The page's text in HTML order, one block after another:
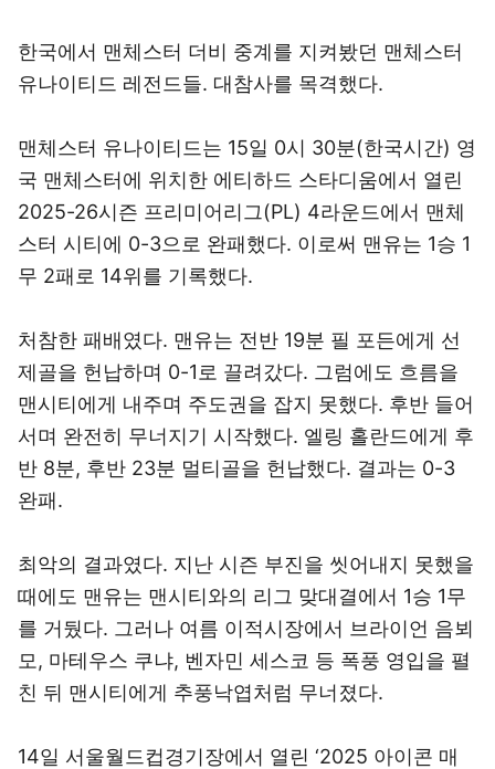
한국에서 맨체스터 더비 중계를 지켜봤던 맨체스터
유나이티드 레전드들. 대참사를 목격했다.
맨체스터 유나이티드는 15일 0시 30분(한국시간) 영
국 맨체스터에 위치한 에티하드 스타디움에서 열린
2025-26시즌 프리미어리그(PL) 4라운드에서 맨체
스터 시티에 0-3으로 완패했다. 이로써 맨유는 1승 1
무 2패로 14위를 기록했다.
처참한 패배였다. 맨유는 전반 19분 필 포든에게 선
제골을 헌납하며 0-1로 끌려갔다. 그럼에도 흐름을
맨시티에게 내주며 주도권을 잡지 못했다. 후반 들어
서며 완전히 무너지기 시작했다. 엘링 홀란드에게 후
반 8분, 후반 23분 멀티골을 헌납했다. 결과는 0-3
완패.
최악의 결과였다. 지난 시즌 부진을 씻어내지 못했을
때에도 맨유는 맨시티와의 리그 맞대결에서 1승 1무
를 거뒀다. 그러나 여름 이적시장에서 브라이언 음뵈
모, 마테우스 쿠냐, 벤자민 세스코 등 폭풍 영입을 펼
친 뒤 맨시티에게 추풍낙엽처럼 무너졌다.
14일 서울월드컵경기장에서 열린 ‘2025 아이콘 매